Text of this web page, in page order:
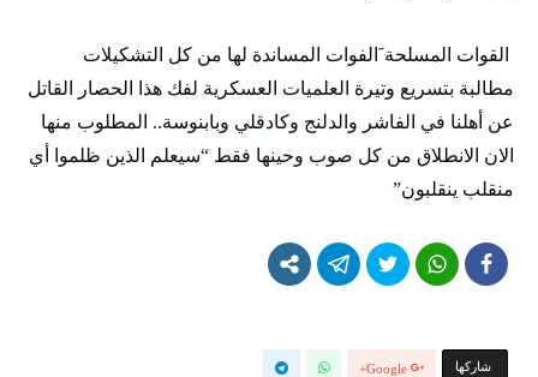
القوات المسلحة َالفوات المساندة لها من كل التشكيلات
مطالبة بتسريع وتيرة العلميات العسكرية لفك هذا الحصار القاتل
عن أهلنا في الفاشر والدلنج وكادقلي وبابنوسة.. المطلوب منها
الان الانطلاق من كل صوب وحينها فقط “سيعلم الذين ظلموا أي
منقلب ينقلبون”
‫‫ شاركها‬ Google+